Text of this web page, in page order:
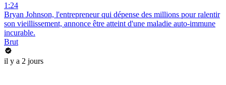
1:24
Bryan Johnson, l'entrepreneur qui dépense des millions pour ralentir
son vieillissement, annonce être atteint d'une maladie auto-immune
incurable.
Brut
il y a 2 jours